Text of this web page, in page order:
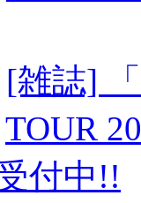
[雑誌]
TOUR
付中!!